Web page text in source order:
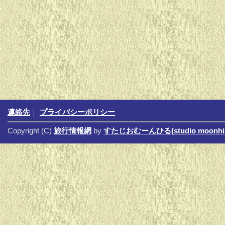
連絡先｜ プライバシーポリシー
Copyright (C) 旅行情報網 by すたじおむーんひる(studio